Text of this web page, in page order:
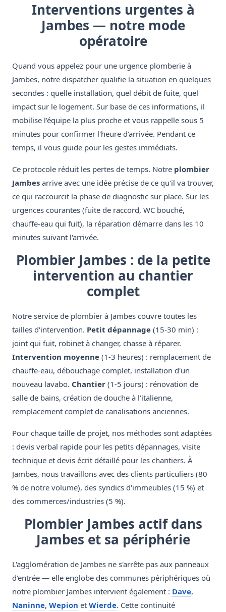
Interventions urgentes à
Jambes — notre mode
opératoire
Quand vous appelez pour une urgence plomberie à
Jambes, notre dispatcher qualifie la situation en quelques
secondes : quelle installation, quel débit de fuite, quel
impact sur le logement. Sur base de ces informations, il
mobilise l'équipe la plus proche et vous rappelle sous 5
minutes pour confirmer l'heure d'arrivée. Pendant ce
temps, il vous guide pour les gestes immédiats.
Ce protocole réduit les pertes de temps. Notre plombier
Jambes arrive avec une idée précise de ce qu'il va trouver,
ce qui raccourcit la phase de diagnostic sur place. Sur les
urgences courantes (fuite de raccord, WC bouché,
chauffe-eau qui fuit), la réparation démarre dans les 10
minutes suivant l'arrivée.
Plombier Jambes : de la petite
intervention au chantier
complet
Notre service de plombier à Jambes couvre toutes les
tailles d'intervention. Petit dépannage (15-30 min) :
joint qui fuit, robinet à changer, chasse à réparer.
Intervention moyenne (1-3 heures) : remplacement de
chauffe-eau, débouchage complet, installation d'un
nouveau lavabo. Chantier (1-5 jours) : rénovation de
salle de bains, création de douche à l'italienne,
remplacement complet de canalisations anciennes.
Pour chaque taille de projet, nos méthodes sont adaptées
: devis verbal rapide pour les petits dépannages, visite
technique et devis écrit détaillé pour les chantiers. À
Jambes, nous travaillons avec des clients particuliers (80
% de notre volume), des syndics d'immeubles (15 %) et
des commerces/industries (5 %).
Plombier Jambes actif dans
Jambes et sa périphérie
L'agglomération de Jambes ne s'arrête pas aux panneaux
d'entrée — elle englobe des communes périphériques où
notre plombier Jambes intervient également : Dave,
Naninne, Wepion et Wierde. Cette continuité